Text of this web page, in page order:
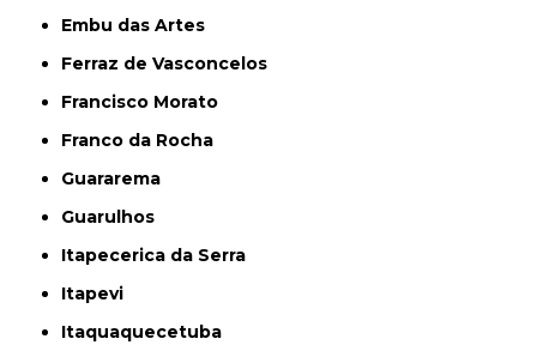
Embu das Artes
Ferraz de Vasconcelos
Francisco Morato
Franco da Rocha
Guararema
Guarulhos
Itapecerica da Serra
Itapevi
Itaquaquecetuba